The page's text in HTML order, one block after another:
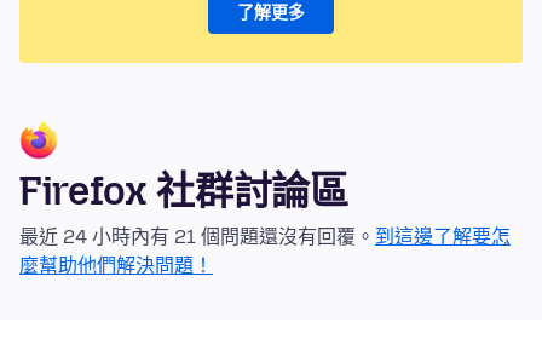
了解更多
Firefox 社群討論區
最近 24 小時內有 21 個問題還沒有回覆。 到這邊了解要怎
麼幫助他們解決問題！